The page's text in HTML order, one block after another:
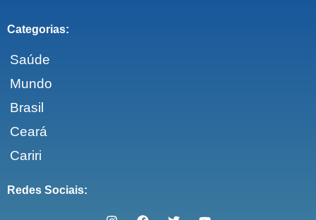
Categorias:
Saúde
Mundo
Brasil
Ceará
Cariri
Redes Sociais: